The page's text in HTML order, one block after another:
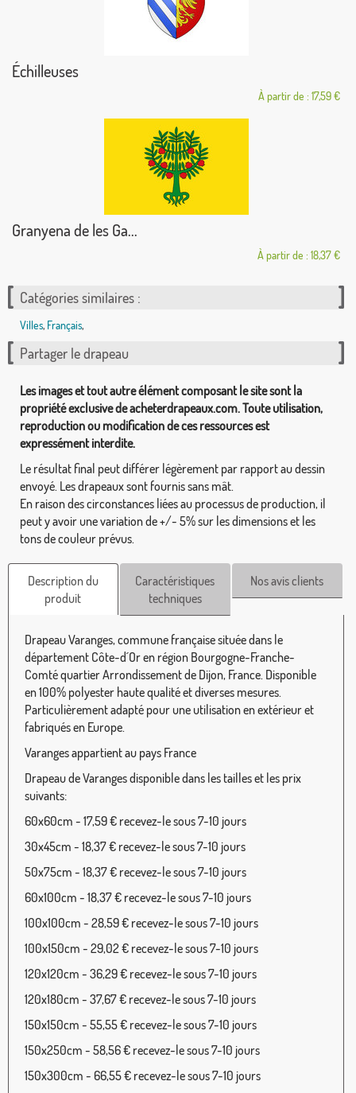
Échilleuses
À partir de : 17,59 €
Granyena de les Ga...
À partir de : 18,37 €
Catégories similaires :
Villes, Français,
Partager le drapeau
Les images et tout autre élément composant le site sont la
propriété exclusive de acheterdrapeaux.com. Toute utilisation,
reproduction ou modification de ces ressources est
expressément interdite.
Le résultat final peut différer légèrement par rapport au dessin
envoyé. Les drapeaux sont fournis sans mât.
En raison des circonstances liées au processus de production, il
peut y avoir une variation de +/- 5% sur les dimensions et les
tons de couleur prévus.
Description du
produit
Caractéristiques
techniques
Nos avis clients
Drapeau Varanges, commune française située dans le
département Côte-d´Or en région Bourgogne-Franche-
Comté quartier Arrondissement de Dijon, France. Disponible
en 100% polyester haute qualité et diverses mesures.
Particulièrement adapté pour une utilisation en extérieur et
fabriqués en Europe.
Varanges appartient au pays France
Drapeau de Varanges disponible dans les tailles et les prix
suivants:
60x60cm - 17,59 € recevez-le sous 7-10 jours
30x45cm - 18,37 € recevez-le sous 7-10 jours
50x75cm - 18,37 € recevez-le sous 7-10 jours
60x100cm - 18,37 € recevez-le sous 7-10 jours
100x100cm - 28,59 € recevez-le sous 7-10 jours
100x150cm - 29,02 € recevez-le sous 7-10 jours
120x120cm - 36,29 € recevez-le sous 7-10 jours
120x180cm - 37,67 € recevez-le sous 7-10 jours
150x150cm - 55,55 € recevez-le sous 7-10 jours
150x250cm - 58,56 € recevez-le sous 7-10 jours
150x300cm - 66,55 € recevez-le sous 7-10 jours